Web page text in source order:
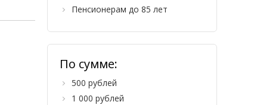
Пенсионерам до 85 лет
По сумме:
500 рублей
1 000 рублей